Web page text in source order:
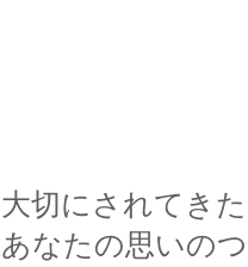
大切にされてき
あなたの思いの